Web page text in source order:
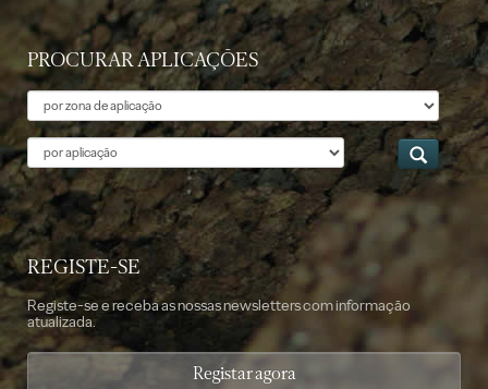
PROCURAR APLICAÇÕES
Tema
Aplicação
REGISTE-SE
Registe-se e receba as nossas newsletters com informação
atualizada.
Registar agora